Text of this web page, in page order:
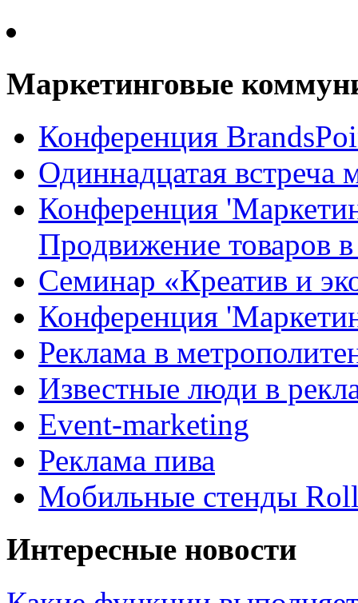
Маркетинговые
Конференция
Одиннадцатая
Конференция
Продвижение товаров
Семинар «Креатив и
Конференция
Реклама в
Известные люди в
Event-marketing
Реклама пива
Мобильные стенды
Интересные новости